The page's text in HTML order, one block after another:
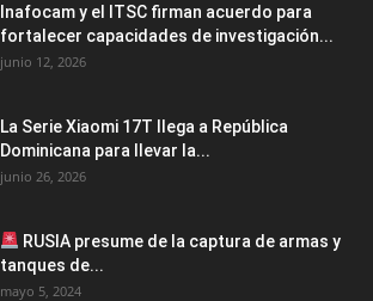
Inafocam y el ITSC firman acuerdo para
fortalecer capacidades de investigación...
junio 12, 2026
La Serie Xiaomi 17T llega a República
Dominicana para llevar la...
junio 26, 2026
RUSIA presume de la captura de armas y
tanques de...
mayo 5, 2024